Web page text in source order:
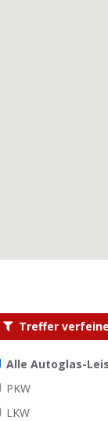
Treffer
Alle Autoglas-
PKW
LKW